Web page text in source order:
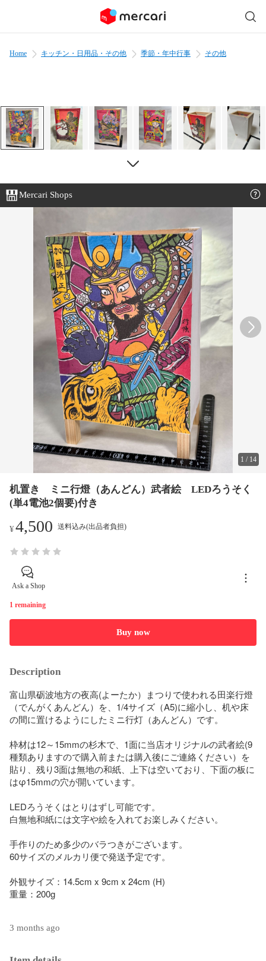
Home キッチン・日用品・その他 季節・年中行事 その他
Mercari Shops
1 / 14
机置き ミニ行燈（あんどん）武者絵 LEDろうそく
(単4電池2個要)付き
¥4,500 送料込み(出品者負担)
Ask a Shop
1 remaining
Buy now
Description
富山県砺波地方の夜高(よーたか）まつりで使われる田楽行燈
（でんがくあんどん）を、1/4サイズ（A5)に縮小し、机や床
の間に置けるようにしたミニ行灯（あんどん）です。
枠材は12～15mmの杉木で、1面に当店オリジナルの武者絵(9
種類ありますので購入前または購入後にご連絡ください）を
貼り、残り3面は無地の和紙、上下は空いており、下面の板に
はφ15mmの穴が開いています。
LEDろうそくはとりはずし可能です。
白無地和紙には文字や絵を入れてお楽しみください。
手作りのため多少のバラつきがございます。
60サイズのメルカリ便で発送予定です。
外観サイズ：14.5cm x 9cm x 24cm (H)
重量：200g
3 months ago